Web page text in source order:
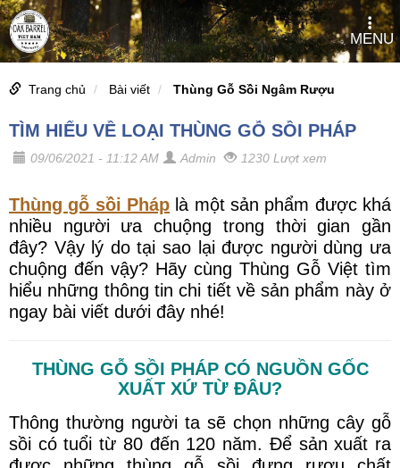
MENU
Trang chủ Bài viết Thùng Gỗ Sồi Ngâm Rượu
TÌM HIỂU VỀ LOẠI THÙNG GỖ SỒI PHÁP
09/06/2021 - 11:12 AM Admin 1230 Lượt xem
Thùng gỗ sồi Pháp là một sản phẩm được khá
nhiều người ưa chuộng trong thời gian gần
đây? Vậy lý do tại sao lại được người dùng ưa
chuộng đến vậy? Hãy cùng Thùng Gỗ Việt tìm
hiểu những thông tin chi tiết về sản phẩm này ở
ngay bài viết dưới đây nhé!
THÙNG GỖ SỒI PHÁP CÓ NGUỒN GỐC
XUẤT XỨ TỪ ĐÂU?
Thông thường người ta sẽ chọn những cây gỗ
sồi có tuổi từ 80 đến 120 năm. Để sản xuất ra